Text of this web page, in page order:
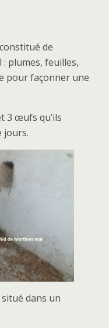
de
plumes, feuilles,
pour façonner une
3 œufs qu’ils
jours.
dans un